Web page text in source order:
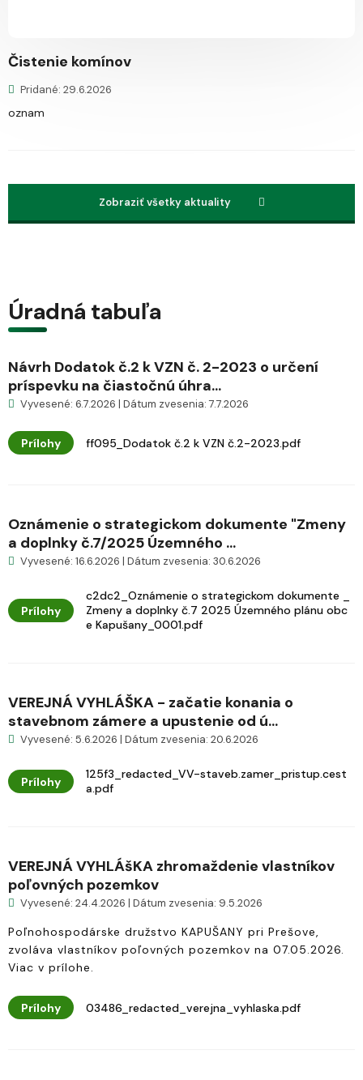
Čistenie komínov
Pridané: 29.6.2026
oznam
Zobraziť všetky aktuality
Úradná tabuľa
Návrh Dodatok č.2 k VZN č. 2-2023 o určení
príspevku na čiastočnú úhra...
Vyvesené: 6.7.2026 | Dátum zvesenia: 7.7.2026
Prílohy ff095_Dodatok č.2 k VZN č.2-2023.pdf
Oznámenie o strategickom dokumente "Zmeny
a doplnky č.7/2025 Územného ...
Vyvesené: 16.6.2026 | Dátum zvesenia: 30.6.2026
Prílohy
c2dc2_Oznámenie o strategickom dokumente _
Zmeny a doplnky č.7 2025 Územného plánu obc
e Kapušany_0001.pdf
VEREJNÁ VYHLÁŠKA - začatie konania o
stavebnom zámere a upustenie od ú...
Vyvesené: 5.6.2026 | Dátum zvesenia: 20.6.2026
Prílohy
125f3_redacted_VV-staveb.zamer_pristup.cest
a.pdf
VEREJNÁ VYHLÁšKA zhromaždenie vlastníkov
poľovných pozemkov
Vyvesené: 24.4.2026 | Dátum zvesenia: 9.5.2026
Poľnohospodárske družstvo KAPUŠANY pri Prešove,
zvoláva vlastníkov poľovných pozemkov na 07.05.2026.
Viac v prílohe.
Prílohy 03486_redacted_verejna_vyhlaska.pdf